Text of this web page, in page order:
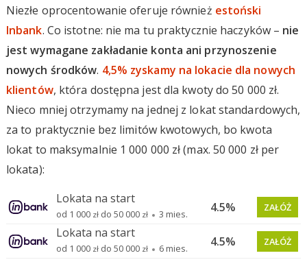
Niezłe oprocentowanie oferuje również estoński
Inbank. Co istotne: nie ma tu praktycznie haczyków – nie
jest wymagane zakładanie konta ani przynoszenie
nowych środków. 4,5% zyskamy na lokacie dla nowych
klientów, która dostępna jest dla kwoty do 50 000 zł.
Nieco mniej otrzymamy na jednej z lokat standardowych,
za to praktycznie bez limitów kwotowych, bo kwota
lokat to maksymalnie 1 000 000 zł (max. 50 000 zł per
lokata):